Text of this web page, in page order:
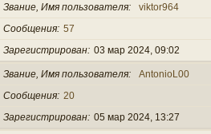
Звание, Имя пользователя
viktor964
Сообщения 57
Зарегистрирован 03 мар 2024, 09:02
Звание, Имя пользователя
AntonioL00
Сообщения 20
Зарегистрирован 05 мар 2024, 13:27